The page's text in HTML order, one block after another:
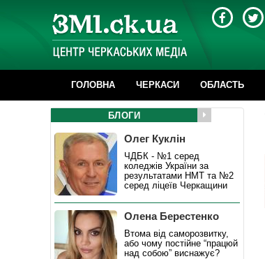
ГОЛОВНА ЧЕРКАСИ ОБЛАСТЬ
БЛОГИ
Олег Куклін
ЧДБК - №1 серед
коледжів України за
результатами НМТ та №2
серед ліцеїв Черкащини
Олена Берестенко
Втома від саморозвитку,
або чому постійне “працюй
над собою” виснажує?